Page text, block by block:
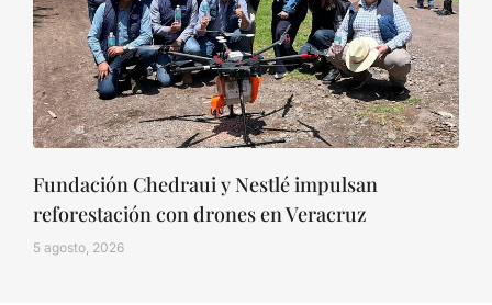
Fundación Chedraui y Nestlé impulsan
reforestación con drones en Veracruz
5 agosto, 2026